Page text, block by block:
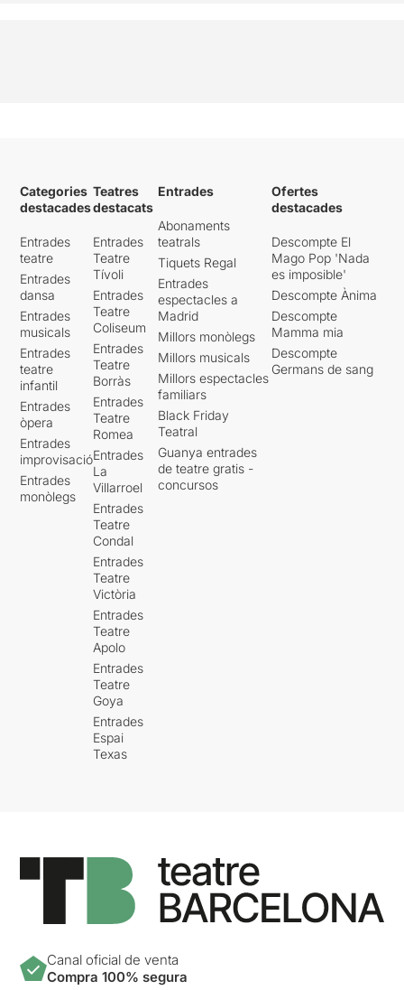
Categories
destacades
Entrades
teatre
Entrades
dansa
Entrades
musicals
Entrades
teatre
infantil
Entrades
òpera
Entrades
improvisació
Entrades
monòlegs
Teatres
destacats
Entrades
Teatre
Tívoli
Entrades
Teatre
Coliseum
Entrades
Teatre
Borràs
Entrades
Teatre
Romea
Entrades
La
Villarroel
Entrades
Teatre
Condal
Entrades
Teatre
Victòria
Entrades
Teatre
Apolo
Entrades
Teatre
Goya
Entrades
Espai
Texas
Entrades
Abonaments
teatrals
Tiquets Regal
Entrades
espectacles a
Madrid
Millors monòlegs
Millors musicals
Millors espectacles
familiars
Black Friday
Teatral
Guanya entrades
de teatre gratis -
concursos
Ofertes
destacades
Descompte El
Mago Pop 'Nada
es imposible'
Descompte Ànima
Descompte
Mamma mia
Descompte
Germans de sang
Canal oficial de venta
Compra 100% segura